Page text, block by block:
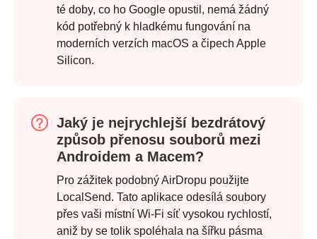
Krok 1.
té doby, co ho Google opustil, nemá žádný
kód potřebný k hladkému fungování na
moderních verzích macOS a čipech Apple
Silicon.
Jaký je nejrychlejší bezdrátový
způsob přenosu souborů mezi
Androidem a Macem?
Pro zážitek podobný AirDropu použijte
LocalSend. Tato aplikace odesílá soubory
přes vaši místní Wi-Fi síť vysokou rychlostí,
aniž by se tolik spoléhala na šířku pásma